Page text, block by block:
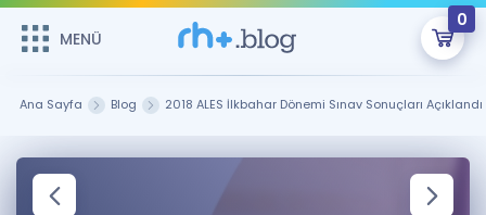
MENÜ
0
Sepetin Şu An Boş.
Remzi Hoca ile seni sınava hazırlayacak onlarca eğitim seni
MENÜ
Çalışma Paketleri
Ana Sayfa Blog 2018 ALES İlkbahar Dönemi Sınav Sonuçları Açıklandı